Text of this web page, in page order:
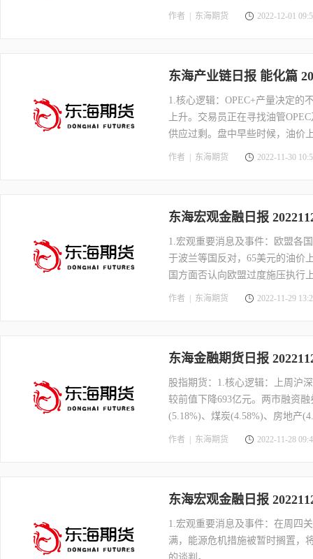
网建筑钢材、热卷产量均小幅回
作者 | 东海期货 2022-12-01
东海产业链日报 能化篇
1.核心逻辑：OPEC+产量决定的
上升。交易员正在寻找油管
供应过剩。盘中早些时候，油价
为重要。但之后传出OPEC+或
作者 | 东海期货 2022-11-30
东海宏观金融日报
1.宏观重要消息及事件：欧盟各
于波兰等国反对，65美元的油价
国方面否认向欧盟过度施压执行
作者 | 东海期货 2022-11-29
东海金融期货日报
股指期货：1.核心逻辑：上周沪
较前值下降693亿元。两市融资
(5.18%)、煤炭(4.58%)、房地产
药(-5.05%)、传媒(-5.13%)、计
作者 | 东海期货 2022-11-28
东海宏观金融日报
1.宏观重要消息及事件：在周四
满，能源危机措施被暂时搁置，